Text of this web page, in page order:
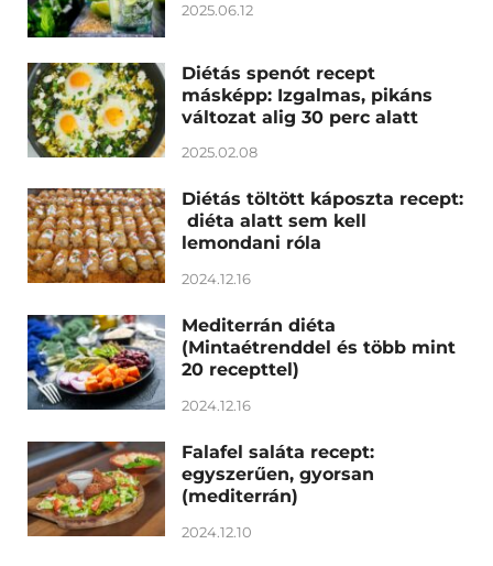
2025.06.12
Diétás spenót recept
másképp: Izgalmas, pikáns
változat alig 30 perc alatt
2025.02.08
Diétás töltött káposzta recept:
diéta alatt sem kell
lemondani róla
2024.12.16
Mediterrán diéta
(Mintaétrenddel és több mint
20 recepttel)
2024.12.16
Falafel saláta recept:
egyszerűen, gyorsan
(mediterrán)
2024.12.10